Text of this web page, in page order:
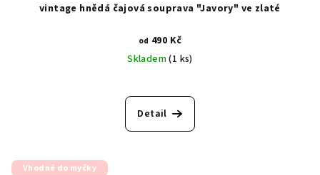
vintage hnědá čajová souprava "Javory" ve zlaté
od 490 Kč
Skladem(1 ks)
Detail
Vhodné do myčky